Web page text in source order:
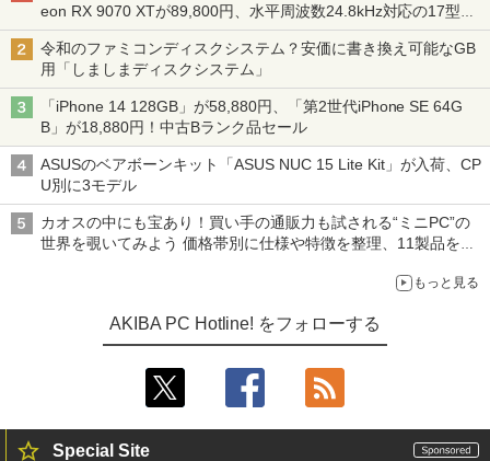
eon RX 9070 XTが89,800円、水平周波数24.8kHz対応の17型モ
ニターが9,801円、暑さ指数連動セール ほか
令和のファミコンディスクシステム？安価に書き換え可能なGB
用「しましまディスクシステム」
「iPhone 14 128GB」が58,880円、「第2世代iPhone SE 64G
B」が18,880円！中古Bランク品セール
ASUSのベアボーンキット「ASUS NUC 15 Lite Kit」が入荷、CP
U別に3モデル
カオスの中にも宝あり！買い手の通販力も試される“ミニPC”の
世界を覗いてみよう 価格帯別に仕様や特徴を整理、11製品をピ
もっと見る
AKIBA PC Hotline! をフォローする
Special Site